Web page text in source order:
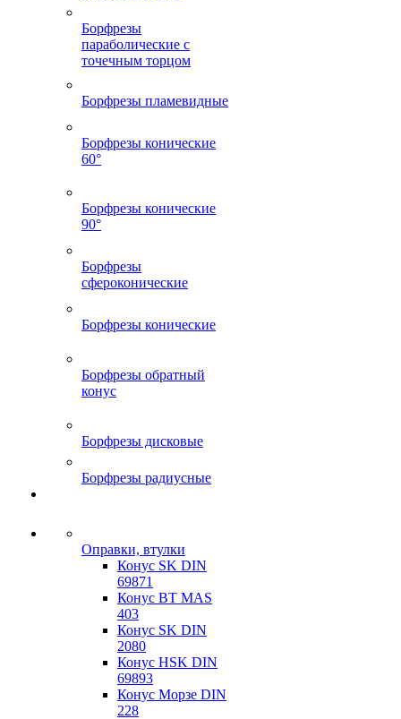
Борфрезы
параболические с
точечным торцом
Борфрезы пламевидные
Борфрезы конические
60°
Борфрезы конические
90°
Борфрезы
сфероконические
Борфрезы конические
Борфрезы обратный
конус
Борфрезы дисковые
Борфрезы радиусные
Оправки, втулки
Конус SK DIN
69871
Конус BT MAS
403
Конус SK DIN
2080
Конус HSK DIN
69893
Конус Морзе DIN
228